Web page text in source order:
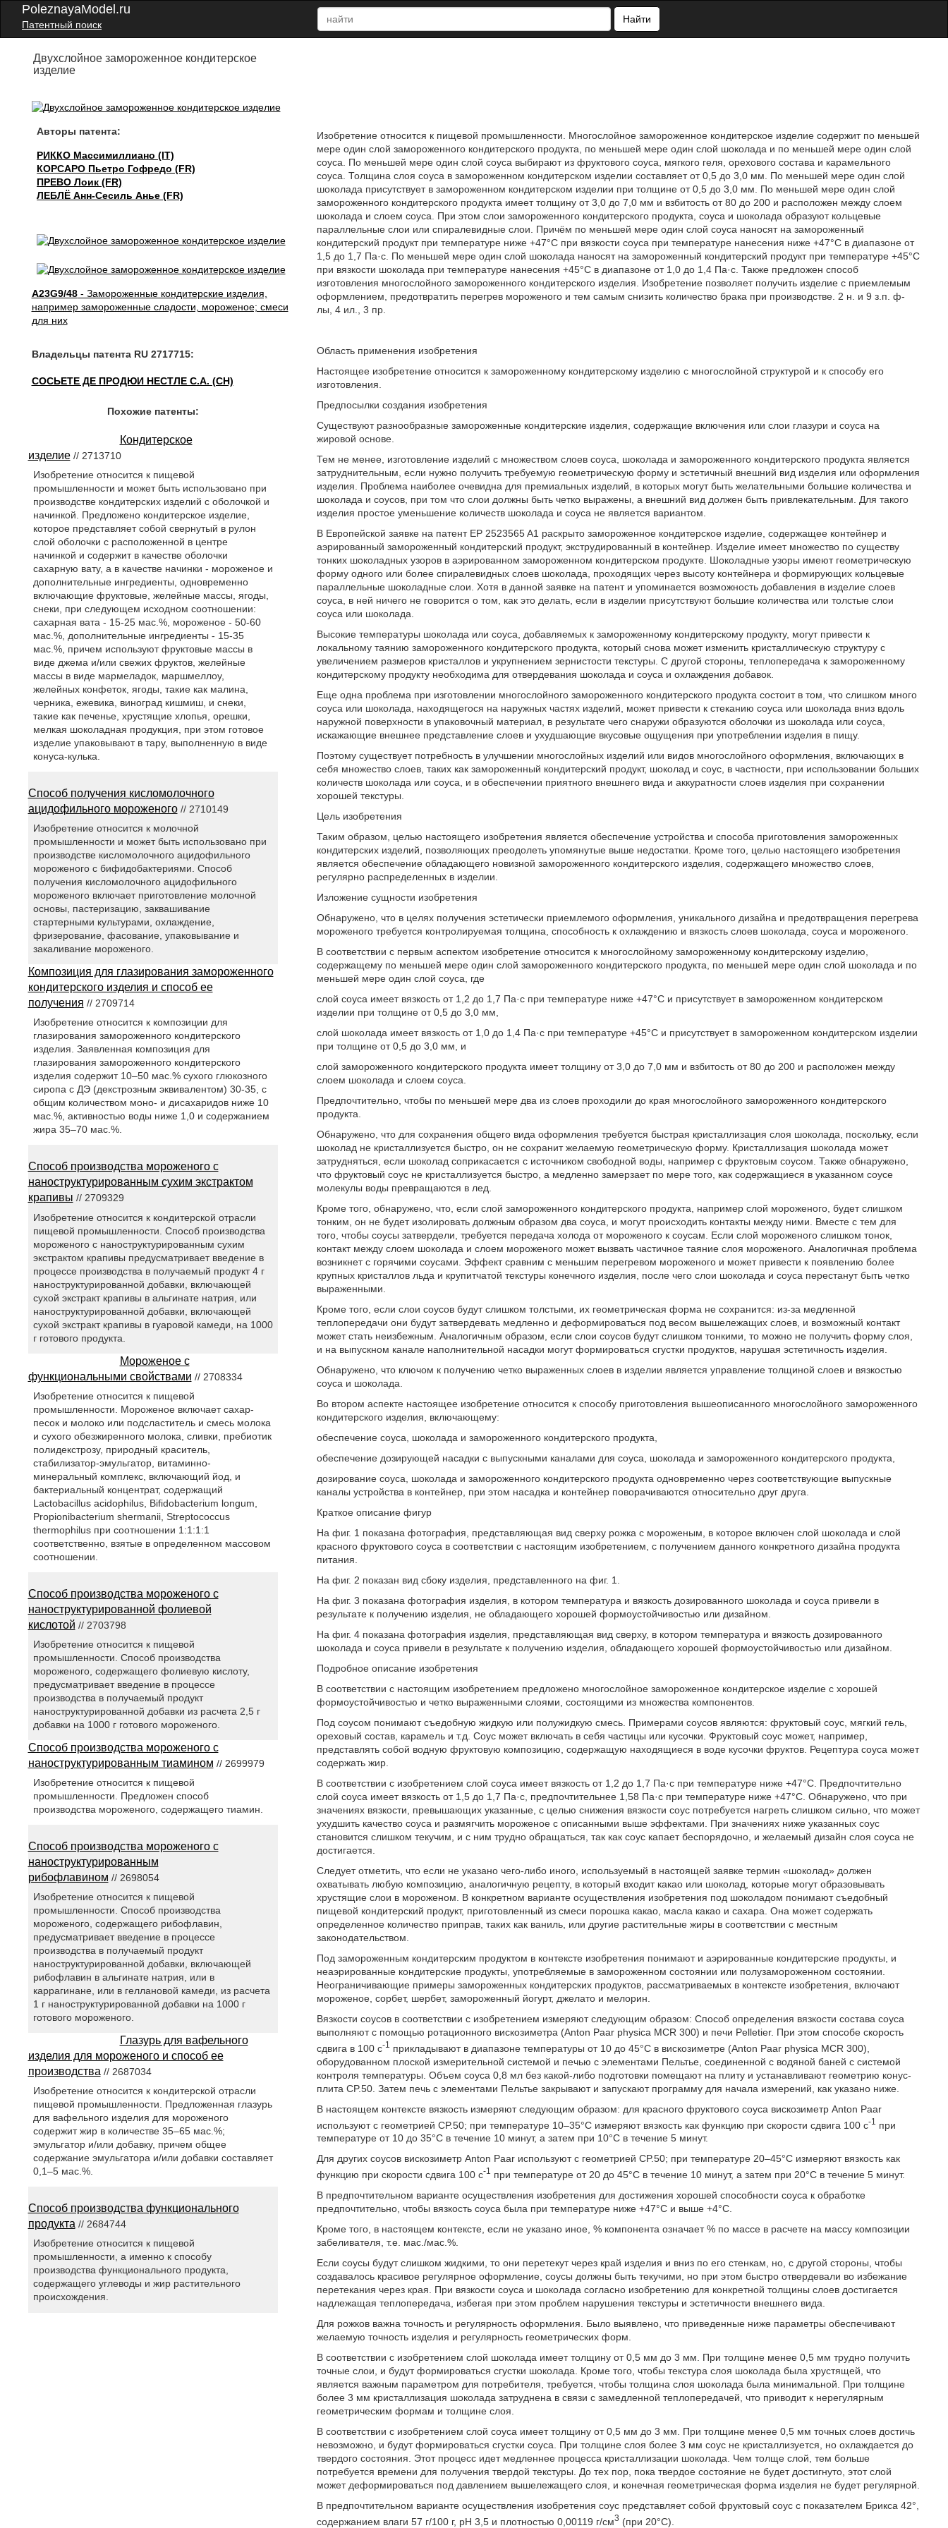
PoleznayaModel.ru
Патентный поиск
Найти
Двухслойное замороженное кондитерское
изделие
Авторы патента:
РИККО Массимиллиано (IT)
КОРСАРО Пьетро Гофредо (FR)
ПРЕВО Лоик (FR)
ЛЕБЛЁ Анн-Сесиль Анье (FR)
A23G9/48- Замороженные кондитерские изделия,
например замороженные сладости, мороженое; смеси
для них
Владельцы патента RU 2717715:
СОСЬЕТЕ ДЕ ПРОДЮИ НЕСТЛЕ С.А. (CH)
Изобретение относится к пищевой промышленности. Многослойное замороженное кондитерское изделие содержит по меньшей
мере один слой замороженного кондитерского продукта, по меньшей мере один слой шоколада и по меньшей мере один слой
соуса. По меньшей мере один слой соуса выбирают из фруктового соуса, мягкого геля, орехового состава и карамельного
соуса. Толщина слоя соуса в замороженном кондитерском изделии составляет от 0,5 до 3,0 мм. По меньшей мере один слой
шоколада присутствует в замороженном кондитерском изделии при толщине от 0,5 до 3,0 мм. По меньшей мере один слой
замороженного кондитерского продукта имеет толщину от 3,0 до 7,0 мм и взбитость от 80 до 200 и расположен между слоем
шоколада и слоем соуса. При этом слои замороженного кондитерского продукта, соуса и шоколада образуют кольцевые
параллельные слои или спиралевидные слои. Причём по меньшей мере один слой соуса наносят на замороженный
кондитерский продукт при температуре ниже +47°С при вязкости соуса при температуре нанесения ниже +47°С в диапазоне от
1,5 до 1,7 Па·с. По меньшей мере один слой шоколада наносят на замороженный кондитерский продукт при температуре +45°C
при вязкости шоколада при температуре нанесения +45°C в диапазоне от 1,0 до 1,4 Па·с. Также предложен способ
изготовления многослойного замороженного кондитерского изделия. Изобретение позволяет получить изделие с приемлемым
оформлением, предотвратить перегрев мороженого и тем самым снизить количество брака при производстве. 2 н. и 9 з.п. ф-
лы, 4 ил., 3 пр.
Область применения изобретения
Настоящее изобретение относится к замороженному кондитерскому изделию с многослойной структурой и к способу его
изготовления.
Предпосылки создания изобретения
Существуют разнообразные замороженные кондитерские изделия, содержащие включения или слои глазури и соуса на
жировой основе.
Тем не менее, изготовление изделий с множеством слоев соуса, шоколада и замороженного кондитерского продукта является
затруднительным, если нужно получить требуемую геометрическую форму и эстетичный внешний вид изделия или оформления
изделия. Проблема наиболее очевидна для премиальных изделий, в которых могут быть желательными большие количества и
шоколада и соусов, при том что слои должны быть четко выражены, а внешний вид должен быть привлекательным. Для такого
изделия простое уменьшение количеств шоколада и соуса не является вариантом.
В Европейской заявке на патент EP 2523565 A1 раскрыто замороженное кондитерское изделие, содержащее контейнер и
аэрированный замороженный кондитерский продукт, экструдированный в контейнер. Изделие имеет множество по существу
тонких шоколадных узоров в аэрированном замороженном кондитерском продукте. Шоколадные узоры имеют геометрическую
форму одного или более спиралевидных слоев шоколада, проходящих через высоту контейнера и формирующих кольцевые
параллельные шоколадные слои. Хотя в данной заявке на патент и упоминается возможность добавления в изделие слоев
соуса, в ней ничего не говорится о том, как это делать, если в изделии присутствуют большие количества или толстые слои
соуса или шоколада.
Высокие температуры шоколада или соуса, добавляемых к замороженному кондитерскому продукту, могут привести к
локальному таянию замороженного кондитерского продукта, который снова может изменить кристаллическую структуру с
увеличением размеров кристаллов и укрупнением зернистости текстуры. С другой стороны, теплопередача к замороженному
кондитерскому продукту необходима для отвердевания шоколада и соуса и охлаждения добавок.
Еще одна проблема при изготовлении многослойного замороженного кондитерского продукта состоит в том, что слишком много
соуса или шоколада, находящегося на наружных частях изделий, может привести к стеканию соуса или шоколада вниз вдоль
наружной поверхности в упаковочный материал, в результате чего снаружи образуются оболочки из шоколада или соуса,
искажающие внешнее представление слоев и ухудшающие вкусовые ощущения при употреблении изделия в пищу.
Поэтому существует потребность в улучшении многослойных изделий или видов многослойного оформления, включающих в
себя множество слоев, таких как замороженный кондитерский продукт, шоколад и соус, в частности, при использовании больших
количеств шоколада или соуса, и в обеспечении приятного внешнего вида и аккуратности слоев изделия при сохранении
хорошей текстуры.
Цель изобретения
Таким образом, целью настоящего изобретения является обеспечение устройства и способа приготовления замороженных
кондитерских изделий, позволяющих преодолеть упомянутые выше недостатки. Кроме того, целью настоящего изобретения
является обеспечение обладающего новизной замороженного кондитерского изделия, содержащего множество слоев,
регулярно распределенных в изделии.
Изложение сущности изобретения
Обнаружено, что в целях получения эстетически приемлемого оформления, уникального дизайна и предотвращения перегрева
мороженого требуется контролируемая толщина, способность к охлаждению и вязкость слоев шоколада, соуса и мороженого.
В соответствии с первым аспектом изобретение относится к многослойному замороженному кондитерскому изделию,
содержащему по меньшей мере один слой замороженного кондитерского продукта, по меньшей мере один слой шоколада и по
меньшей мере один слой соуса, где
слой соуса имеет вязкость от 1,2 до 1,7 Па·с при температуре ниже +47°C и присутствует в замороженном кондитерском
изделии при толщине от 0,5 до 3,0 мм,
слой шоколада имеет вязкость от 1,0 до 1,4 Па·с при температуре +45°C и присутствует в замороженном кондитерском изделии
при толщине от 0,5 до 3,0 мм, и
слой замороженного кондитерского продукта имеет толщину от 3,0 до 7,0 мм и взбитость от 80 до 200 и расположен между
слоем шоколада и слоем соуса.
Предпочтительно, чтобы по меньшей мере два из слоев проходили до края многослойного замороженного кондитерского
продукта.
Обнаружено, что для сохранения общего вида оформления требуется быстрая кристаллизация слоя шоколада, поскольку, если
шоколад не кристаллизуется быстро, он не сохранит желаемую геометрическую форму. Кристаллизация шоколада может
затрудняться, если шоколад соприкасается с источником свободной воды, например с фруктовым соусом. Также обнаружено,
что фруктовый соус не кристаллизуется быстро, а медленно замерзает по мере того, как содержащиеся в указанном соусе
молекулы воды превращаются в лед.
Кроме того, обнаружено, что, если слой замороженного кондитерского продукта, например слой мороженого, будет слишком
тонким, он не будет изолировать должным образом два соуса, и могут происходить контакты между ними. Вместе с тем для
того, чтобы соусы затвердели, требуется передача холода от мороженого к соусам. Если слой мороженого слишком тонок,
контакт между слоем шоколада и слоем мороженого может вызвать частичное таяние слоя мороженого. Аналогичная проблема
возникнет с горячими соусами. Эффект сравним с меньшим перегревом мороженого и может привести к появлению более
крупных кристаллов льда и крупитчатой текстуры конечного изделия, после чего слои шоколада и соуса перестанут быть четко
выраженными.
Кроме того, если слои соусов будут слишком толстыми, их геометрическая форма не сохранится: из-за медленной
теплопередачи они будут затвердевать медленно и деформироваться под весом вышележащих слоев, и возможный контакт
может стать неизбежным. Аналогичным образом, если слои соусов будут слишком тонкими, то можно не получить форму слоя,
и на выпускном канале наполнительной насадки могут формироваться сгустки продуктов, нарушая эстетичность изделия.
Обнаружено, что ключом к получению четко выраженных слоев в изделии является управление толщиной слоев и вязкостью
соуса и шоколада.
Во втором аспекте настоящее изобретение относится к способу приготовления вышеописанного многослойного замороженного
кондитерского изделия, включающему:
обеспечение соуса, шоколада и замороженного кондитерского продукта,
обеспечение дозирующей насадки с выпускными каналами для соуса, шоколада и замороженного кондитерского продукта,
дозирование соуса, шоколада и замороженного кондитерского продукта одновременно через соответствующие выпускные
каналы устройства в контейнер, при этом насадка и контейнер поворачиваются относительно друг друга.
Краткое описание фигур
На фиг. 1 показана фотография, представляющая вид сверху рожка с мороженым, в которое включен слой шоколада и слой
красного фруктового соуса в соответствии с настоящим изобретением, с получением данного конкретного дизайна продукта
питания.
На фиг. 2 показан вид сбоку изделия, представленного на фиг. 1.
На фиг. 3 показана фотография изделия, в котором температура и вязкость дозированного шоколада и соуса привели в
результате к получению изделия, не обладающего хорошей формоустойчивостью или дизайном.
На фиг. 4 показана фотография изделия, представляющая вид сверху, в котором температура и вязкость дозированного
шоколада и соуса привели в результате к получению изделия, обладающего хорошей формоустойчивостью или дизайном.
Подробное описание изобретения
В соответствии с настоящим изобретением предложено многослойное замороженное кондитерское изделие с хорошей
формоустойчивостью и четко выраженными слоями, состоящими из множества компонентов.
Под соусом понимают съедобную жидкую или полужидкую смесь. Примерами соусов являются: фруктовый соус, мягкий гель,
ореховый состав, карамель и т.д. Соус может включать в себя частицы или кусочки. Фруктовый соус может, например,
представлять собой водную фруктовую композицию, содержащую находящиеся в воде кусочки фруктов. Рецептура соуса может
содержать жир.
В соответствии с изобретением слой соуса имеет вязкость от 1,2 до 1,7 Па·с при температуре ниже +47°C. Предпочтительно
слой соуса имеет вязкость от 1,5 до 1,7 Па·с, предпочтительнее 1,58 Па·с при температуре ниже +47°C. Обнаружено, что при
значениях вязкости, превышающих указанные, с целью снижения вязкости соус потребуется нагреть слишком сильно, что может
ухудшить качество соуса и размягчить мороженое с описанными выше эффектами. При значениях ниже указанных соус
становится слишком текучим, и с ним трудно обращаться, так как соус капает беспорядочно, и желаемый дизайн слоя соуса не
достигается.
Следует отметить, что если не указано чего-либо иного, используемый в настоящей заявке термин «шоколад» должен
охватывать любую композицию, аналогичную рецепту, в который входит какао или шоколад, которые могут образовывать
хрустящие слои в мороженом. В конкретном варианте осуществления изобретения под шоколадом понимают съедобный
пищевой кондитерский продукт, приготовленный из смеси порошка какао, масла какао и сахара. Она может содержать
определенное количество приправ, таких как ваниль, или другие растительные жиры в соответствии с местным
законодательством.
Под замороженным кондитерским продуктом в контексте изобретения понимают и аэрированные кондитерские продукты, и
неаэрированные кондитерские продукты, употребляемые в замороженном состоянии или полузамороженном состоянии.
Неограничивающие примеры замороженных кондитерских продуктов, рассматриваемых в контексте изобретения, включают
мороженое, сорбет, шербет, замороженный йогурт, джелато и мелорин.
Вязкости соусов в соответствии с изобретением измеряют следующим образом: Способ определения вязкости состава соуса
выполняют с помощью ротационного вискозиметра (Anton Paar physica MCR 300) и печи Pelletier. При этом способе скорость
сдвига в 100 с-1
прикладывают в диапазоне температуры от 10 до 45°C в вискозиметре (Anton Paar physica MCR 300),
оборудованном плоской измерительной системой и печью с элементами Пельтье, соединенной с водяной баней с системой
контроля температуры. Объем соуса 0,8 мл без какой-либо подготовки помещают на плиту и устанавливают геометрию конус-
плита CP.50. Затем печь с элементами Пельтье закрывают и запускают программу для начала измерений, как указано ниже.
В настоящем контексте вязкость измеряют следующим образом: для красного фруктового соуса вискозиметр Anton Paar
используют с геометрией CP.50; при температуре 10–35°C измеряют вязкость как функцию при скорости сдвига 100 с-1
при
температуре от 10 до 35°C в течение 10 минут, а затем при 10°C в течение 5 минут.
Для других соусов вискозиметр Anton Paar используют с геометрией CP.50; при температуре 20–45°C измеряют вязкость как
функцию при скорости сдвига 100 с-1
при температуре от 20 до 45°C в течение 10 минут, а затем при 20°C в течение 5 минут.
В предпочтительном варианте осуществления изобретения для достижения хорошей способности соуса к обработке
предпочтительно, чтобы вязкость соуса была при температуре ниже +47°C и выше +4°C.
Кроме того, в настоящем контексте, если не указано иное, % компонента означает % по массе в расчете на массу композиции
забеливателя, т.е. мас./мас.%.
Если соусы будут слишком жидкими, то они перетекут через край изделия и вниз по его стенкам, но, с другой стороны, чтобы
создавалось красивое регулярное оформление, соусы должны быть текучими, но при этом быстро отвердевали во избежание
перетекания через края. При вязкости соуса и шоколада согласно изобретению для конкретной толщины слоев достигается
надлежащая теплопередача, избегая при этом проблем нарушения текстуры и эстетичности внешнего вида.
Для рожков важна точность и регулярность оформления. Было выявлено, что приведенные ниже параметры обеспечивают
желаемую точность изделия и регулярность геометрических форм.
В соответствии с изобретением слой шоколада имеет толщину от 0,5 мм до 3 мм. При толщине менее 0,5 мм трудно получить
точные слои, и будут формироваться сгустки шоколада. Кроме того, чтобы текстура слоя шоколада была хрустящей, что
является важным параметром для потребителя, требуется, чтобы толщина слоя шоколада была минимальной. При толщине
более 3 мм кристаллизация шоколада затруднена в связи с замедленной теплопередачей, что приводит к нерегулярным
геометрическим формам и толщине слоя.
В соответствии с изобретением слой соуса имеет толщину от 0,5 мм до 3 мм. При толщине менее 0,5 мм точных слоев достичь
невозможно, и будут формироваться сгустки соуса. При толщине слоя более 3 мм соус не кристаллизуется, но охлаждается до
твердого состояния. Этот процесс идет медленнее процесса кристаллизации шоколада. Чем толще слой, тем больше
потребуется времени для получения твердой текстуры. До тех пор, пока твердое состояние не будет достигнуто, этот слой
может деформироваться под давлением вышележащего слоя, и конечная геометрическая форма изделия не будет регулярной.
В предпочтительном варианте осуществления изобретения соус представляет собой фруктовый соус с показателем Брикса 42°,
содержанием влаги 57 г/100 г, рН 3,5 и плотностью 0,00119 г/см3 (при 20°C).
Похожие патенты:
Кондитерское
изделие// 2713710
Изобретение относится к пищевой
промышленности и может быть использовано при
производстве кондитерских изделий с оболочкой и
начинкой. Предложено кондитерское изделие,
которое представляет собой свернутый в рулон
слой оболочки с расположенной в центре
начинкой и содержит в качестве оболочки
сахарную вату, а в качестве начинки - мороженое и
дополнительные ингредиенты, одновременно
включающие фруктовые, желейные массы, ягоды,
снеки, при следующем исходном соотношении:
сахарная вата - 15-25 мас.%, мороженое - 50-60
мас.%, дополнительные ингредиенты - 15-35
мас.%, причем используют фруктовые массы в
виде джема и/или свежих фруктов, желейные
массы в виде мармеладок, маршмеллоу,
желейных конфеток, ягоды, такие как малина,
черника, ежевика, виноград кишмиш, и снеки,
такие как печенье, хрустящие хлопья, орешки,
мелкая шоколадная продукция, при этом готовое
изделие упаковывают в тару, выполненную в виде
конуса-кулька.
Способ получения кисломолочного
ацидофильного мороженого// 2710149
Изобретение относится к молочной
промышленности и может быть использовано при
производстве кисломолочного ацидофильного
мороженого с бифидобактериями. Способ
получения кисломолочного ацидофильного
мороженого включает приготовление молочной
основы, пастеризацию, заквашивание
стартерными культурами, охлаждение,
фризерование, фасование, упаковывание и
закаливание мороженого.
Композиция для глазирования замороженного
кондитерского изделия и способ ее
получения // 2709714
Изобретение относится к композиции для
глазирования замороженного кондитерского
изделия. Заявленная композиция для
глазирования замороженного кондитерского
изделия содержит 10–50 мас.% сухого глюкозного
сиропа с ДЭ (декстрозным эквивалентом) 30-35, с
общим количеством моно- и дисахаридов ниже 10
мас.%, активностью воды ниже 1,0 и содержанием
жира 35–70 мас.%.
Способ производства мороженого с
наноструктурированным сухим экстрактом
крапивы // 2709329
Изобретение относится к кондитерской отрасли
пищевой промышленности. Способ производства
мороженого с наноструктурированным сухим
экстрактом крапивы предусматривает введение в
процессе производства в получаемый продукт 4 г
наноструктурированной добавки, включающей
сухой экстракт крапивы в альгинате натрия, или
наноструктурированной добавки, включающей
сухой экстракт крапивы в гуаровой камеди, на 1000
г готового продукта.
Мороженое с
функциональными свойствами // 2708334
Изобретение относится к пищевой
промышленности. Мороженое включает сахар-
песок и молоко или подсластитель и смесь молока
и сухого обезжиренного молока, сливки, пребиотик
полидекстрозу, природный краситель,
стабилизатор-эмульгатор, витаминно-
минеральный комплекс, включающий йод, и
бактериальный концентрат, содержащий
Lactobacillus acidophilus, Bifidobacterium longum,
Propionibacterium shermanii, Streptococcus
thermophilus при соотношении 1:1:1:1
соответственно, взятые в определенном массовом
соотношении.
Способ производства мороженого с
наноструктурированной фолиевой
кислотой // 2703798
Изобретение относится к пищевой
промышленности. Способ производства
мороженого, содержащего фолиевую кислоту,
предусматривает введение в процессе
производства в получаемый продукт
наноструктурированной добавки из расчета 2,5 г
добавки на 1000 г готового мороженого.
Способ производства мороженого с
наноструктурированным тиамином // 2699979
Изобретение относится к пищевой
промышленности. Предложен способ
производства мороженого, содержащего тиамин.
Способ производства мороженого с
наноструктурированным
рибофлавином // 2698054
Изобретение относится к пищевой
промышленности. Способ производства
мороженого, содержащего рибофлавин,
предусматривает введение в процессе
производства в получаемый продукт
наноструктурированной добавки, включающей
рибофлавин в альгинате натрия, или в
каррагинане, или в геллановой камеди, из расчета
1 г наноструктурированной добавки на 1000 г
готового мороженого.
Глазурь для вафельного
изделия для мороженого и способ ее
производства// 2687034
Изобретение относится к кондитерской отрасли
пищевой промышленности. Предложенная глазурь
для вафельного изделия для мороженого
содержит жир в количестве 35–65 мас.%;
эмульгатор и/или добавку, причем общее
содержание эмульгатора и/или добавки составляет
0,1–5 мас.%.
Способ производства функционального
продукта// 2684744
Изобретение относится к пищевой
промышленности, а именно к способу
производства функционального продукта,
содержащего углеводы и жир растительного
происхождения.